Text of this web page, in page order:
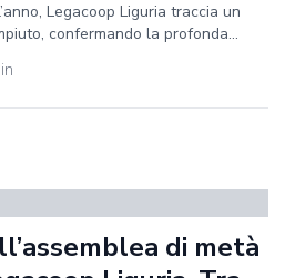
Legacoop Liguria traccia un
confermando la profonda...
di metà